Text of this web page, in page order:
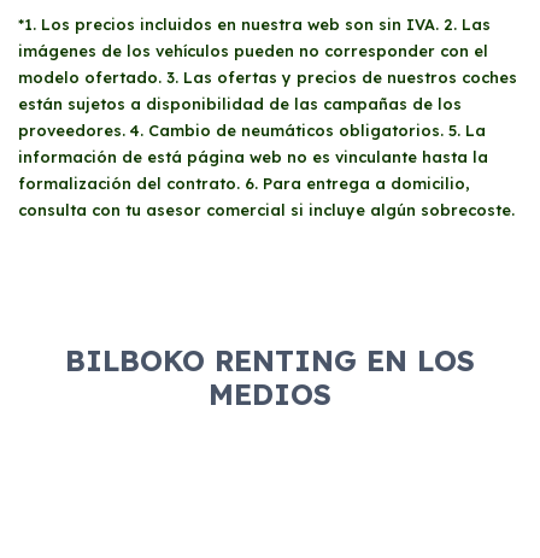
gusta cambiar de coche cada pocos años.
*1. Los precios incluidos en nuestra web son sin IVA. 2. Las
imágenes de los vehículos pueden no corresponder con el
modelo ofertado. 3. Las ofertas y precios de nuestros coches
están sujetos a disponibilidad de las campañas de los
proveedores. 4. Cambio de neumáticos obligatorios. 5. La
información de está página web no es vinculante hasta la
formalización del contrato. 6. Para entrega a domicilio,
consulta con tu asesor comercial si incluye algún sobrecoste.
BILBOKO RENTING EN LOS
MEDIOS